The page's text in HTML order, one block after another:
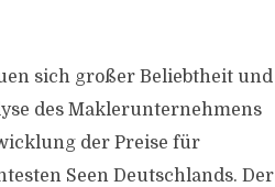
sich großer Beliebtheit und
des Maklerunternehmens
der Preise für
Seen Deutschlands. Der